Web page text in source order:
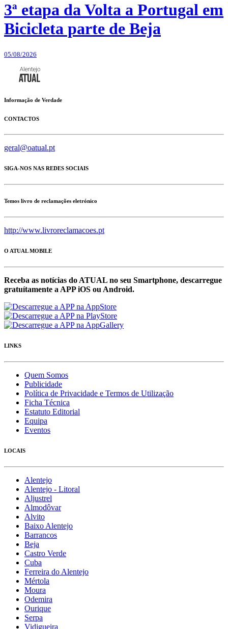
3ª etapa da Volta a Portugal em
Bicicleta parte de Beja
05/08/2026
Informação de Verdade
CONTACTOS
geral@oatual.pt
SIGA-NOS NAS REDES SOCIAIS
Temos livro de reclamações eletrónico
http://www.livroreclamacoes.pt
O ATUAL MOBILE
Receba as notícias do ATUAL no seu Smartphone, descarregue
gratuítamente a APP iOS ou Android.
LINKS
Quem Somos
Publicidade
Política de Privacidade e Termos de Utilização
Ficha Técnica
Estatuto Editorial
Equipa
Eventos
LOCAIS
Alentejo
Alentejo - Litoral
Aljustrel
Almodôvar
Alvito
Baixo Alentejo
Barrancos
Beja
Castro Verde
Cuba
Ferreira do Alentejo
Mértola
Moura
Odemira
Ourique
Serpa
Vidigueira